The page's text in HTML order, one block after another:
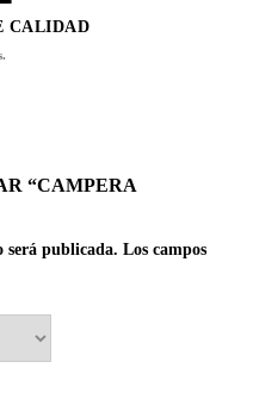
CALIDAD
“CAMPERA
será publicada. Los campos